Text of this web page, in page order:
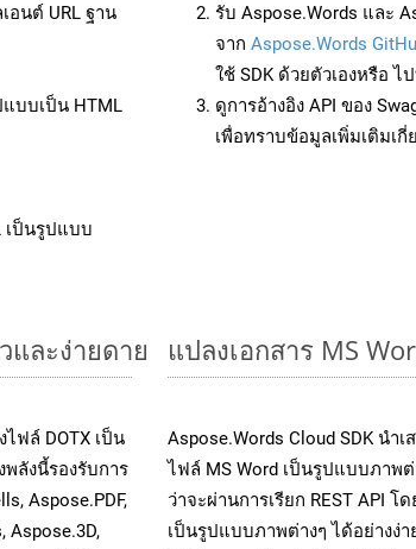
อนต์ URL ฐาน
บบเป็น HTML
เป็นรูปแบบ
รับ Aspose.Words และ
จาก Aspose.Words
ใช้ SDK ด้วยตัวเองหรือ ไ
ดูการอ้างอิง API ของ
เพื่อทราบข้อมูลเพิ่มเติมเกี่
และง่ายดาย
ฟล์ DOTX เป็น
ลังนี้รองรับการ
Aspose.PDF,
Aspose.3D,
แปลงเอกสาร MS
Aspose.Words Cloud SDK นำ
ไฟล์ MS Word เป็นรูปแบบภาพ
ว่าจะผ่านการเรียก REST API
เป็นรูปแบบภาพต่างๆ ได้อย่างง่า